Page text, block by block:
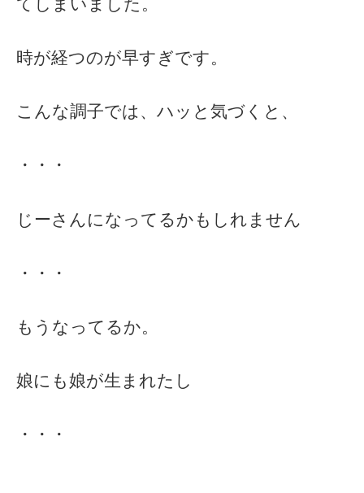
てしまいました。
時が経つのが早すぎです。
こんな調子では、ハッと気づくと、
・・・
じーさんになってるかもしれません
・・・
もうなってるか。
娘にも娘が生まれたし
・・・